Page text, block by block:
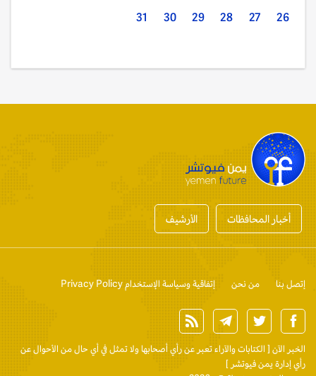
26
27
28
29
30
31
أخبار المحافظات الأرشيف
إتصل بنا من نحن إتفاقية وسياسة الإستخدام Privacy Policy
الخبر الآن [ الكتابات والآراء تعبر عن رأي أصحابها ولا تمثل في أي حال من الأحوال عن
رأي إدارة يمن فيوتشر ]